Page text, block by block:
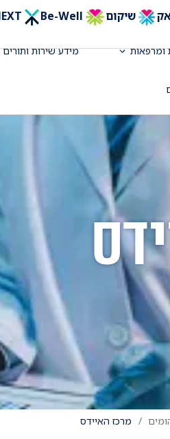
שיקום Be-Well
מידע שירות ותורים
מרכז האיידס